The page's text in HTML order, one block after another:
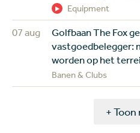
Equipment
07 aug
Golfbaan The Fox
vastgoedbelegger:
worden op het
Banen & Clubs
+